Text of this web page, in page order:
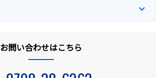
お問い合わせはこちら